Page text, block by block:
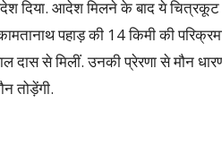
दिया. आदेश मिलने के बाद ये चित्रकूट
पहाड़ की 14 किमी की
दास से मिलीं. उनकी प्रेरणा से मौन
तोड़ेंगी.